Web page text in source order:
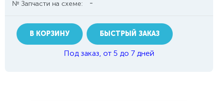
№ Запчасти на схеме: -
В КОРЗИНУ БЫСТРЫЙ ЗАКАЗ
Под заказ, от 5 до 7 дней